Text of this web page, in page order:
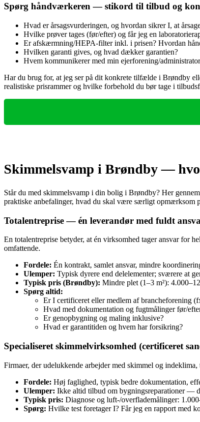
Spørg håndværkeren — stikord til tilbud og
Hvad er årsagsvurderingen, og hvordan sikrer I, at
Hvilke prøver tages (før/efter) og får jeg en
Er afskærmning/HEPA-filter inkl. i prisen? Hvordan
Hvilken garanti gives, og hvad dækker garantien?
Hvem kommunikere­r med min ejerforening/
Har du brug for, at jeg ser på dit konkrete tilfælde i Brøndby
realistiske prisrammer og hvilke forbehold du bør tage i
Skimmelsvamp i Brøndby —
Står du med skimmelsvamp i din bolig i Brøndby? Her
praktiske anbefalinger, hvad du skal være særligt opmærksom
Totalentreprise — én leverandør med fuldt
En totalentreprise betyder, at én virksomhed tager ansvar for
omfattende.
Fordele: Én kontrakt, samlet ansvar, mindre
Ulemper: Typisk dyrere end delelementer; sværere at
Typisk pris (Brøndby): Mindre plet (1–3 m²):
Spørg altid:
Er I certificeret eller medlem af brancheforening
Hvad med dokumentation og fugtmålinger før/
Er genopbygning og maling inklusive?
Hvad er garantitiden og hvem har forsikring?
Specialiseret skimmelvirksomhed (certificeret
Firmaer, der udelukkende arbejder med skimmel og
Fordele: Høj faglighed, typisk bedre dokumentation,
Ulemper: Ikke altid tilbud om bygningsreparationer —
Typisk pris: Diagnose og luft-/overflademålinger:
Spørg: Hvilke test foretager I? Får jeg en rapport med